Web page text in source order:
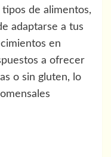
de alimentos,
adaptarse a tus
en
a ofrecer
o sin gluten, lo